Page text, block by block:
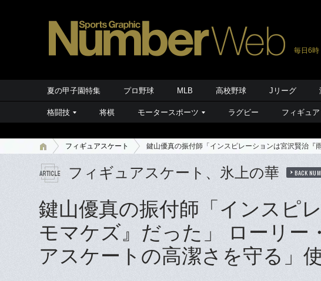
毎日6
夏の甲子園特集 プロ野球 MLB 高校野球 Jリーグ
格闘技 将棋 モータースポーツ ラグビー フィギュア
フィギュアスケート 鍵山優真の振付師「インスピレーションは宮沢賢治『
フィギュアスケート、氷上の華 BACK
鍵山優真の振付師「インスピ
モマケズ』だった」 ローリー
アスケートの高潔さを守る」